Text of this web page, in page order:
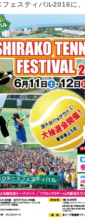
フェスティバル2016に